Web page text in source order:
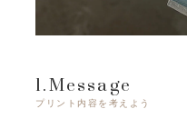
1.Message
プリント内容を考えよう